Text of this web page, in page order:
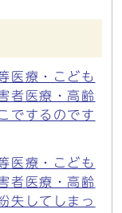
医療・こども
者医療・高齢
でするのです
医療・こども
者医療・高齢
失してしまっ